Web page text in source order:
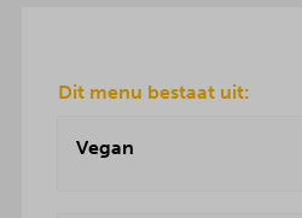
Dit menu bestaat uit:
Vegan